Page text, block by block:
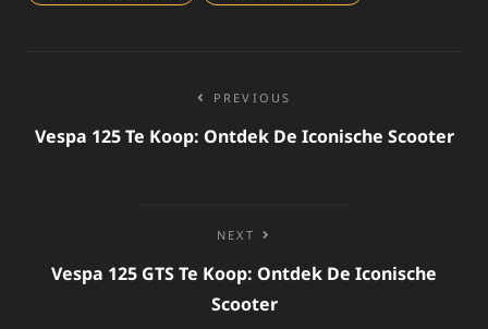
navigatie
PREVIOUS
Vespa 125 Te Koop: Ontdek De Iconische Scooter
NEXT
Vespa 125 GTS Te Koop: Ontdek De Iconische
Scooter